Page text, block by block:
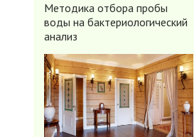
Методика отбора пробы
воды на бактериологический
анализ